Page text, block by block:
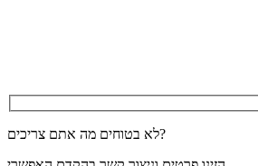
לא בטוחים מה אתם צריכים?